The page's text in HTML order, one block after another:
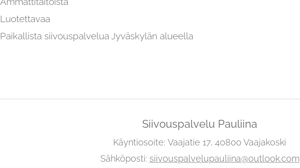
Luotettavaa
Paikallista siivouspalvelua Jyväskylän alueella
Siivouspalvelu Pauliina
Käyntiosoite: Vaajatie 17, 40800 Vaajakoski
Sähköposti: siivouspalvelupauliina@outlook.com